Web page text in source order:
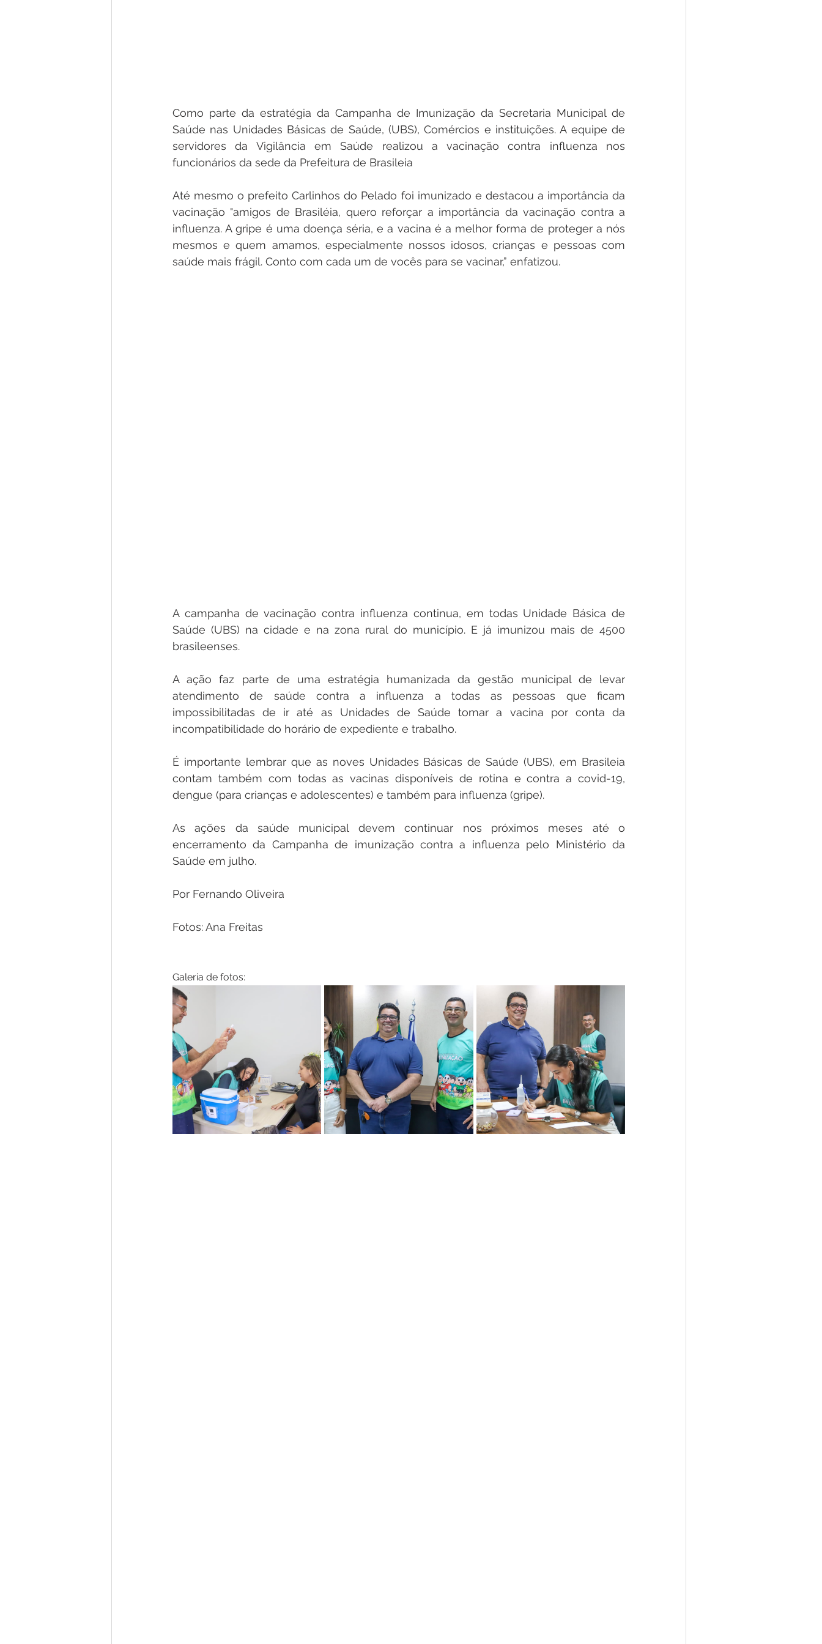
Como parte da estratégia da Campanha de Imunização da Secretaria Municipal de
Saúde nas Unidades Básicas de Saúde, (UBS), Comércios e instituições. A equipe de
servidores da Vigilância em Saúde realizou a vacinação contra influenza nos
funcionários da sede da Prefeitura de Brasileia
Até mesmo o prefeito Carlinhos do Pelado foi imunizado e destacou a importância da
vacinação "amigos de Brasiléia, quero reforçar a importância da vacinação contra a
influenza. A gripe é uma doença séria, e a vacina é a melhor forma de proteger a nós
mesmos e quem amamos, especialmente nossos idosos, crianças e pessoas com
saúde mais frágil. Conto com cada um de vocês para se vacinar,” enfatizou.
A campanha de vacinação contra influenza continua, em todas Unidade Básica de
Saúde (UBS) na cidade e na zona rural do município. E já imunizou mais de 4500
brasileenses.
A ação faz parte de uma estratégia humanizada da gestão municipal de levar
atendimento de saúde contra a influenza a todas as pessoas que ficam
impossibilitadas de ir até as Unidades de Saúde tomar a vacina por conta da
incompatibilidade do horário de expediente e trabalho.
É importante lembrar que as noves Unidades Básicas de Saúde (UBS), em Brasileia
contam também com todas as vacinas disponíveis de rotina e contra a covid-19,
dengue (para crianças e adolescentes) e também para influenza (gripe).
As ações da saúde municipal devem continuar nos próximos meses até o
encerramento da Campanha de imunização contra a influenza pelo Ministério da
Saúde em julho.
Por Fernando Oliveira
Fotos: Ana Freitas
Galeria de fotos: